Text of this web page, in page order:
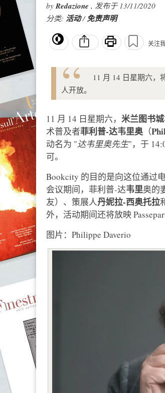
byRedazione , 发布于 13/11/2020
分类: 活动/免责声明
关注
11 月 14 日星期六，
人开放。
11 月 14 日星期六， 米兰图书城
术普及者菲利普-达韦里奥 （
动名为 "达韦里奥先生"，于
可。
Bookcity 的目的是向这位通过
会议期间，菲利普-达韦里奥的
友）、策展人丹妮拉-西奥托拉
外，活动期间还将放映
图片：Philippe Daverio